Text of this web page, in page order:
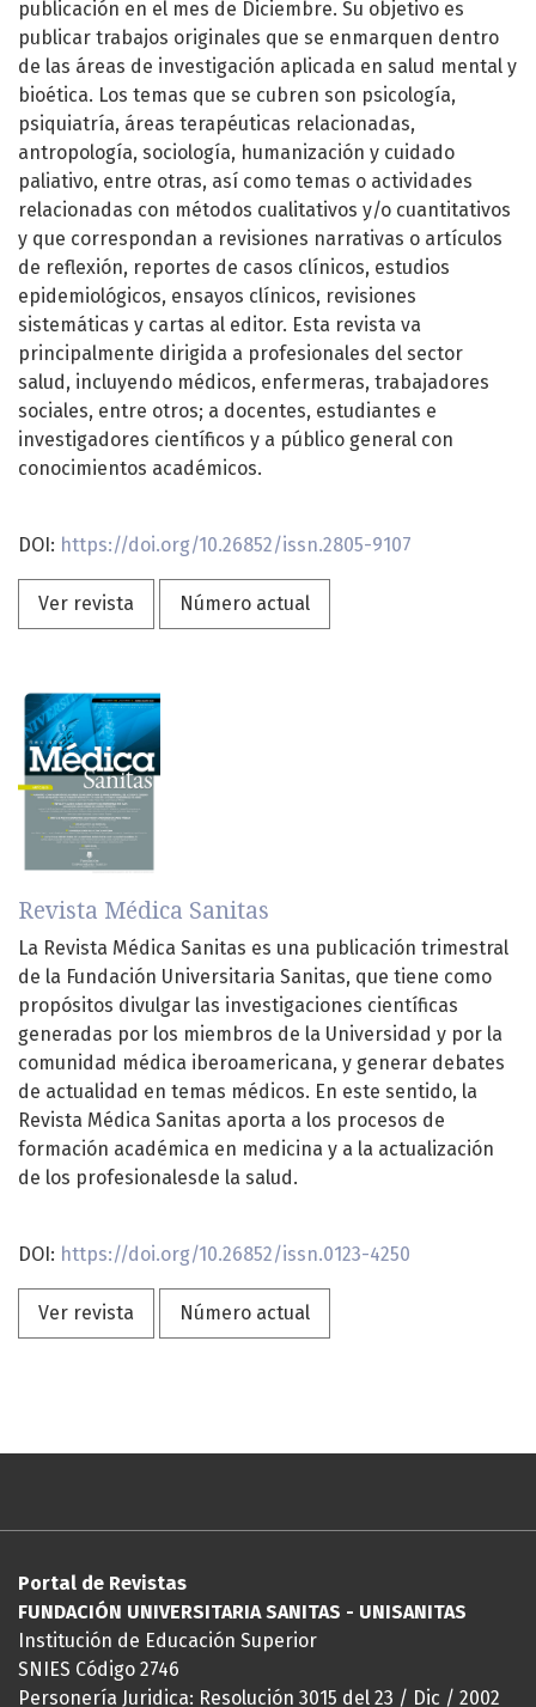
publicación en el mes de Diciembre. Su objetivo es
publicar trabajos originales que se enmarquen dentro
de las áreas de investigación aplicada en salud mental y
bioética. Los temas que se cubren son psicología,
psiquiatría, áreas terapéuticas relacionadas,
antropología, sociología, humanización y cuidado
paliativo, entre otras, así como temas o actividades
relacionadas con métodos cualitativos y/o cuantitativos
y que correspondan a revisiones narrativas o artículos
de reflexión, reportes de casos clínicos, estudios
epidemiológicos, ensayos clínicos, revisiones
sistemáticas y cartas al editor. Esta revista va
principalmente dirigida a profesionales del sector
salud, incluyendo médicos, enfermeras, trabajadores
sociales, entre otros; a docentes, estudiantes e
investigadores científicos y a público general con
conocimientos académicos.
DOI: https://doi.org/10.26852/issn.2805-9107
Ver revista Número actual
Revista Médica Sanitas
La Revista Médica Sanitas es una publicación trimestral
de la Fundación Universitaria Sanitas, que tiene como
propósitos divulgar las investigaciones científicas
generadas por los miembros de la Universidad y por la
comunidad médica iberoamericana, y generar debates
de actualidad en temas médicos. En este sentido, la
Revista Médica Sanitas aporta a los procesos de
formación académica en medicina y a la actualización
de los profesionalesde la salud.
DOI: https://doi.org/10.26852/issn.0123-4250
Ver revista Número actual
Portal de Revistas
FUNDACIÓN UNIVERSITARIA SANITAS - UNISANITAS
Institución de Educación Superior
SNIES Código 2746
Personería Juridica: Resolución 3015 del 23 / Dic / 2002